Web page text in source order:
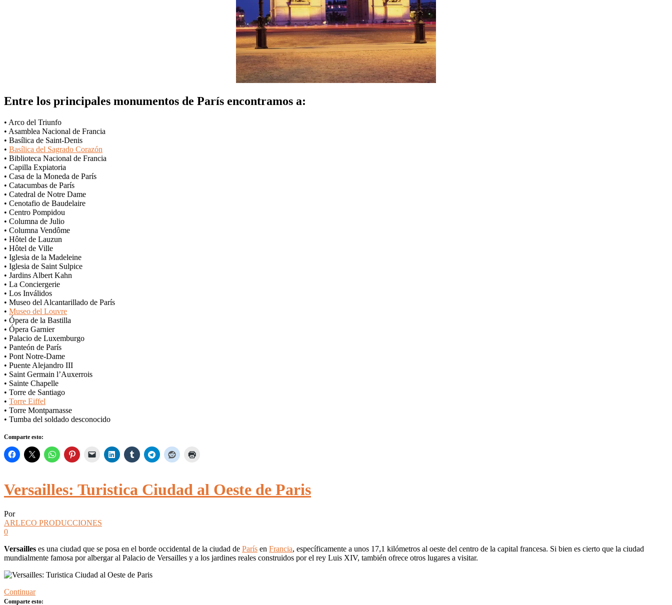
Entre los principales monumentos de París encontramos a:
• Arco del Triunfo
• Asamblea Nacional de Francia
• Basílica de Saint-Denis
• Basílica del Sagrado Corazón
• Biblioteca Nacional de Francia
• Capilla Expiatoria
• Casa de la Moneda de París
• Catacumbas de París
• Catedral de Notre Dame
• Cenotafio de Baudelaire
• Centro Pompidou
• Columna de Julio
• Columna Vendôme
• Hôtel de Lauzun
• Hôtel de Ville
• Iglesia de la Madeleine
• Iglesia de Saint Sulpice
• Jardins Albert Kahn
• La Conciergerie
• Los Inválidos
• Museo del Alcantarillado de París
• Museo del Louvre
• Ópera de la Bastilla
• Ópera Garnier
• Palacio de Luxemburgo
• Panteón de París
• Pont Notre-Dame
• Puente Alejandro III
• Saint Germain l’Auxerrois
• Sainte Chapelle
• Torre de Santiago
• Torre Eiffel
• Torre Montparnasse
• Tumba del soldado desconocido
Comparte esto:
Versailles: Turistica Ciudad al Oeste de Paris
Por
ARLECO PRODUCCIONES
0
Versailles es una ciudad que se posa en el borde occidental de la ciudad de París en Francia, específicamente a unos 17,1 kilómetros al oeste del centro de la capital francesa. Si bien es cierto que la ciudad
mundialmente famosa por albergar al Palacio de Versailles y a los jardines reales construidos por el rey Luis XIV, también ofrece otros lugares a visitar.
Continuar
Comparte esto: